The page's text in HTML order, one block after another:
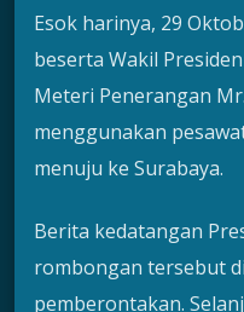
Esok harinya, 29
beserta Wakil
Meteri Penerangan
menggunakan
menuju ke Surabaya.
Berita kedatangan
rombongan tersebut
pemberontakan.